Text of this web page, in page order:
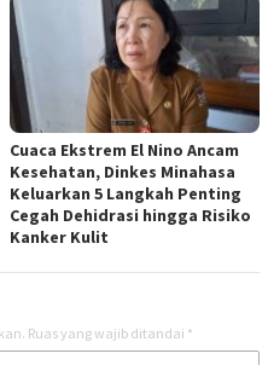
Cuaca Ekstrem El Nino Ancam
Kesehatan, Dinkes Minahasa
Keluarkan 5 Langkah Penting
Cegah Dehidrasi hingga Risiko
Kanker Kulit
Ruas yang wajib ditandai *